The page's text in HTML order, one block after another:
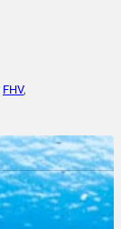
FHV,